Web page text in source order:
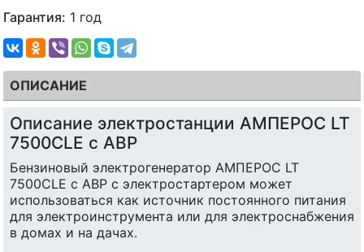
Гарантия: 1 год
ОПИСАНИЕ
Описание электростанции АМПЕРОС LT
7500CLE с АВР
Бензиновый электрогенератор АМПЕРОС LT
7500CLE с АВР с электростартером может
использоваться как источник постоянного питания
для электроинструмента или для электроснабжения
в домах и на дачах.